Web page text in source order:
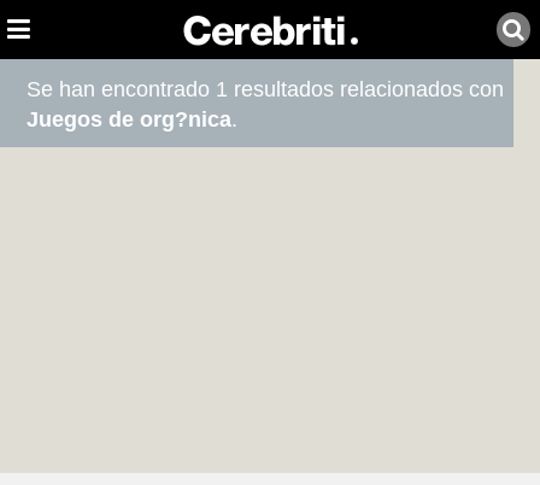
Se han encontrado 1 resultados relacionados con
Juegos de org?nica.